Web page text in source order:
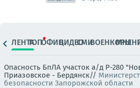
ЛЕНТАТОПОФИЦ.ВИДЕОСМИВОЕНКОРЫ
Опасность БпЛА участок а/д Р-280
Приазовское - Бердянск//
безопасности Запорожской области